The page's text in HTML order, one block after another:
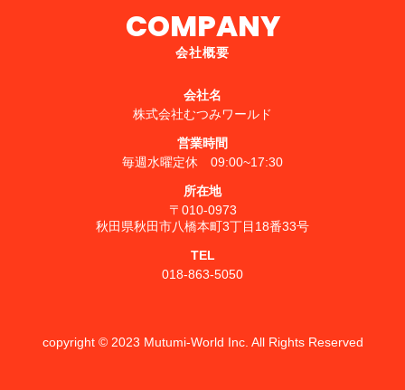
COMPANY
会社概要
会社名
株式会社むつみワールド
営業時間
毎週水曜定休 09:00~17:30
所在地
〒010-0973
秋田県秋田市八橋本町3丁目18番33号
TEL
018-863-5050
copyright © 2023 Mutumi-World Inc. All Rights Reserved